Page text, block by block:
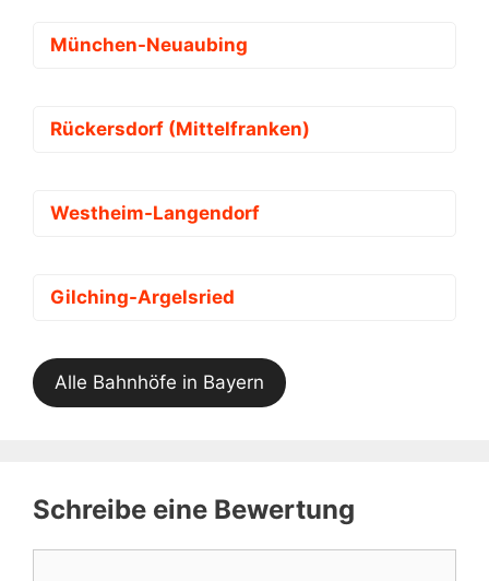
München-Neuaubing
Rückersdorf (Mittelfranken)
Westheim-Langendorf
Gilching-Argelsried
Alle Bahnhöfe in Bayern
Schreibe eine Bewertung